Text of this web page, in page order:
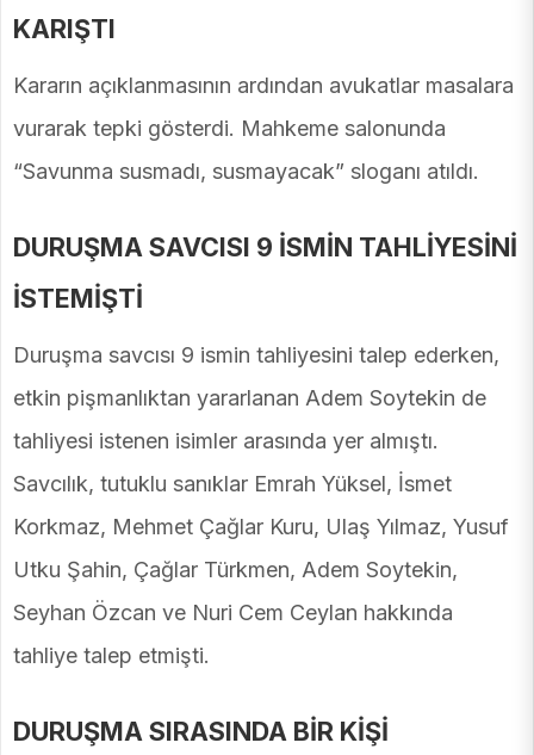
KARIŞTI
Kararın açıklanmasının ardından avukatlar masalara
vurarak tepki gösterdi. Mahkeme salonunda
“Savunma susmadı, susmayacak” sloganı atıldı.
DURUŞMA SAVCISI 9 İSMİN TAHLİYESİNİ
İSTEMİŞTİ
Duruşma savcısı 9 ismin tahliyesini talep ederken,
etkin pişmanlıktan yararlanan Adem Soytekin de
tahliyesi istenen isimler arasında yer almıştı.
Savcılık, tutuklu sanıklar Emrah Yüksel, İsmet
Korkmaz, Mehmet Çağlar Kuru, Ulaş Yılmaz, Yusuf
Utku Şahin, Çağlar Türkmen, Adem Soytekin,
Seyhan Özcan ve Nuri Cem Ceylan hakkında
tahliye talep etmişti.
DURUŞMA SIRASINDA BİR KİŞİ